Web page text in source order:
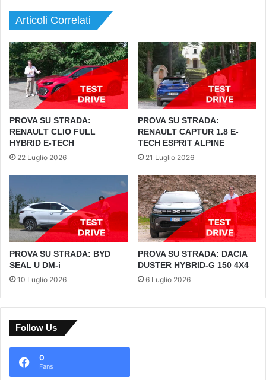
Articoli Correlati
PROVA SU STRADA:
RENAULT CLIO FULL
HYBRID E-TECH
22 Luglio 2026
PROVA SU STRADA:
RENAULT CAPTUR 1.8 E-
TECH ESPRIT ALPINE
21 Luglio 2026
PROVA SU STRADA: BYD
SEAL U DM-i
10 Luglio 2026
PROVA SU STRADA: DACIA
DUSTER HYBRID-G 150 4X4
6 Luglio 2026
Follow Us
0
Fans